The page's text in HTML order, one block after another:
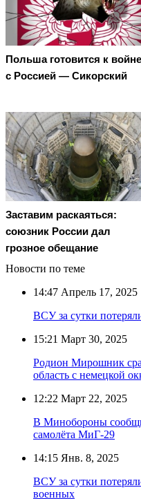
Польша готовится к войне
с Россией — Сикорский
Заставим раскаяться:
союзник России дал
грозное обещание
Новости по теме
14:47 Апрель 17, 2025
ВСУ за сутки
15:21 Март 30, 2025
Родион Мирошник
область с немецкой
12:22 Март 22, 2025
В Минобороны
самолёта МиГ-29
14:15 Янв. 8, 2025
ВСУ за сутки
военных